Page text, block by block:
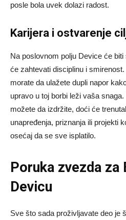
posle bola uvek dolazi radost.
Karijera i ostvarenje
Na poslovnom polju Device će
će zahtevati disciplinu i
morate da ulažete dupli napor
upravo u toj borbi leži vaša
možete da izdržite, doći će
unapređenja, priznanja ili projekti
osećaj da se sve isplatilo.
Poruka zvezda
Devicu
Sve što sada proživljavate deo je